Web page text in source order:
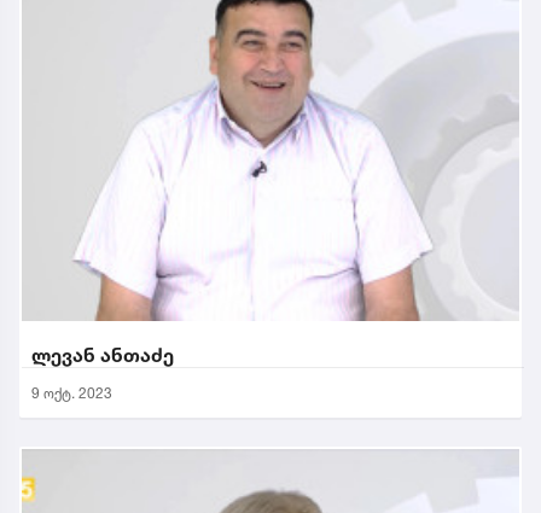
ლევან ანთაძე
9 ოქტ. 2023